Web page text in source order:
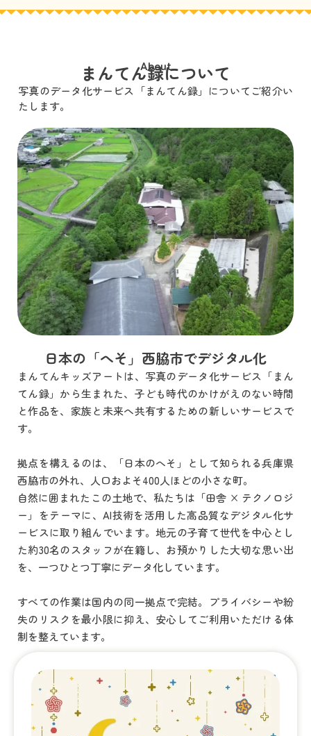
About
まんてん録について
写真のデータ化サービス「まんてん録」についてご紹介い
たします。
日本の「へそ」西脇市でデジタル化
まんてんキッズアートは、写真のデータ化サービス「まん
てん録」から生まれた、子ども時代のかけがえのない時間
と作品を、家族と未来へ共有するための新しいサービスで
す。
拠点を構えるのは、「日本のへそ」として知られる兵庫県
西脇市の外れ、人口およそ400人ほどの小さな町。
自然に囲まれたこの土地で、私たちは「田舎 × テクノロジ
ー」をテーマに、AI技術を活用した高品質なデジタル化サ
ービスに取り組んでいます。地元の子育て世代を中心とし
た約30名のスタッフが在籍し、お預かりした大切な思い出
を、一つひとつ丁寧にデータ化しています。
すべての作業は国内の同一拠点で完結。プライバシーや紛
失のリスクを最小限に抑え、安心してご利用いただける体
制を整えています。